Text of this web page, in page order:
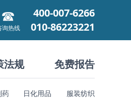
询热线
400-007-6266
010-86223221
法规 免费报告
药 日化用品
服装纺织